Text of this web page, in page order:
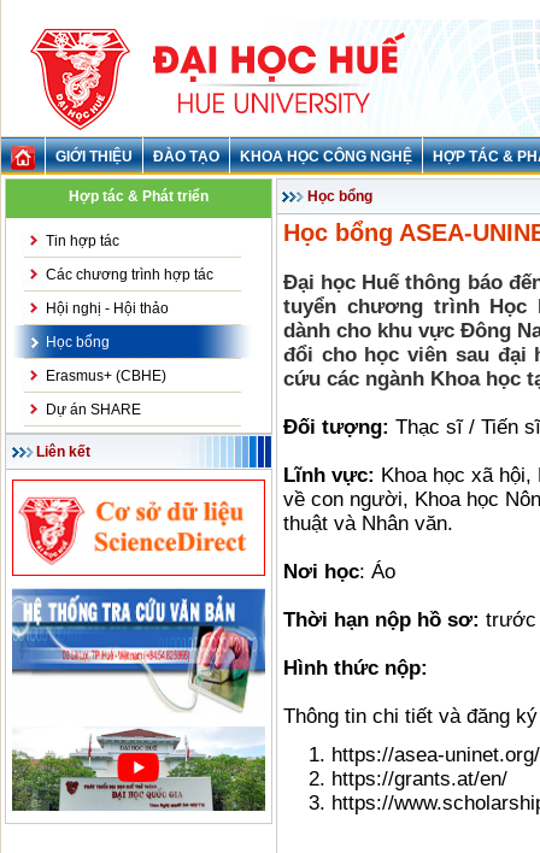
GIỚI THIỆU ĐÀO TẠO KHOA HỌC CÔNG NGHỆ HỢP TÁC &
Hợp tác & Phát triển
Tin hợp tác
Các chương trình hợp tác
Hội nghị - Hội thảo
Học bổng
Erasmus+ (CBHE)
Dự án SHARE
Liên kết
Học bổng
Học bổng ASEA-
Đại học Huế thông báo
tuyển chương trình Học
dành cho khu vực Đông
đổi cho học viên sau đại
cứu các ngành Khoa học
Đối tượng: Thạc sĩ / Tiến
Lĩnh vực: Khoa học xã
về con người, Khoa học
thuật và Nhân văn.
Nơi học: Áo
Thời hạn nộp hồ sơ:
Hình thức nộp:
Thông tin chi tiết và đăng
https://asea-
https://grants.at/en/
https://